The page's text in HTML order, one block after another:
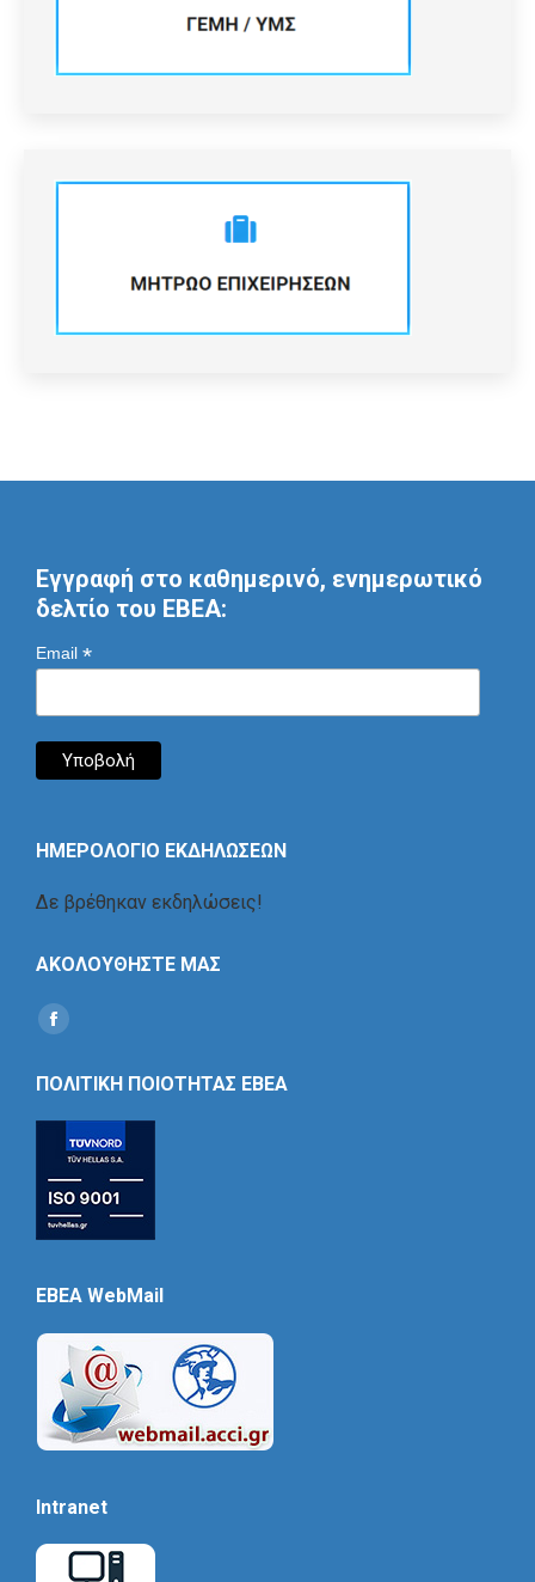
Εγγραφή στο καθημερινό, ενημερωτικό
δελτίο του ΕΒΕΑ:
Email *
ΗΜΕΡΟΛΟΓΙΟ ΕΚΔΗΛΩΣΕΩΝ
Δε βρέθηκαν εκδηλώσεις!
ΑΚΟΛΟΥΘΗΣΤΕ ΜΑΣ
Find us on:
Social
ΠΟΛΙΤΙΚΗ ΠΟΙΟΤΗΤΑΣ ΕΒΕΑ
EBEA WebMail
Intranet